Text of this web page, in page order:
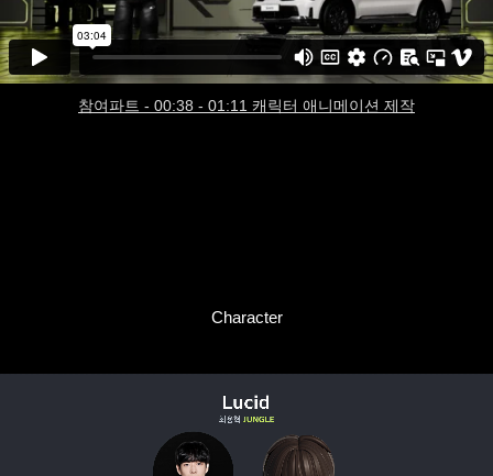
참여파트 - 00:38 - 01:11 캐릭터 애니메이션 제작
Character